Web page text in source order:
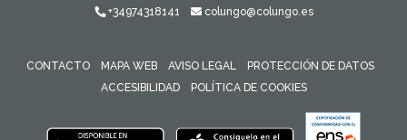
+34974318141
colungo@colungo.es
CONTACTO MAPA WEB AVISO LEGAL
PROTECCIÓN DE DATOS
ACCESIBILIDAD
POLÍTICA DE COOKIES